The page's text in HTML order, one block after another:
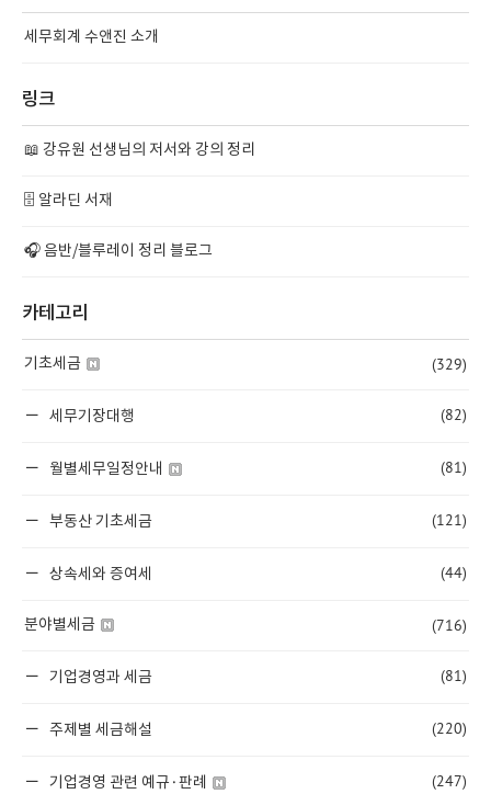
세무회계 수앤진 소개
링크
📖 강유원 선생님의 저서와 강의 정리
🗄️ 알라딘 서재
🎧 음반/블루레이 정리 블로그
카테고리
기초세금 (329)
세무기장대행 (82)
월별세무일정안내 (81)
부동산 기초세금 (121)
상속세와 증여세 (44)
분야별세금 (716)
기업경영과 세금 (81)
주제별 세금해설 (220)
기업경영 관련 예규·판례 (247)